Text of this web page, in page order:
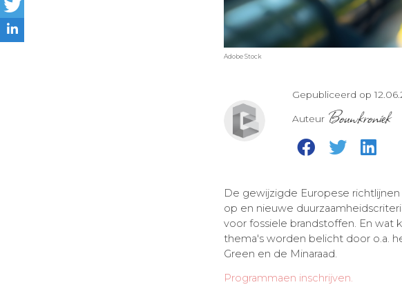
Adobe Stock
Gepubliceerd op
Auteur Bouwkroniek
De gewijzigde Europese
op en nieuwe
voor fossiele brandstoffen. En wat
thema's worden belicht door o.a.
Green en de Minaraad.
Programmaen inschrijven.